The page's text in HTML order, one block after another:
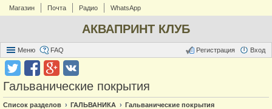
Магазин Почта Радио WhatsApp
АКВАПРИНТ КЛУБ
Меню FAQ Вход
Регистрация
Гальванические покрытия
Список разделов ГАЛЬВАНИКА Гальванические покрытия